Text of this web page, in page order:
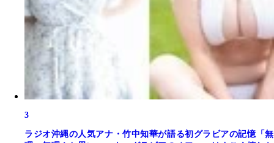
3
ラジオ沖縄の人気アナ・竹中知華が語る初グラビアの記憶「無